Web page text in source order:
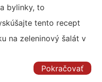
bylinky, to
tento recept
na zeleninový šalát v
Pokračovať